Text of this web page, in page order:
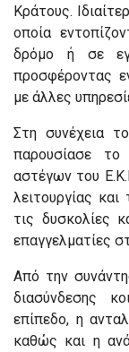
Κράτους.
οποία
δρόμο ή σε
προσφέροντας
με άλλες
Στη συνέχεια
παρουσίασε το
αστέγων του
λειτουργίας
τις δυσκολίες
επαγγελματίες
Από την
διασύνδεσης
επίπεδο, η
καθώς και η